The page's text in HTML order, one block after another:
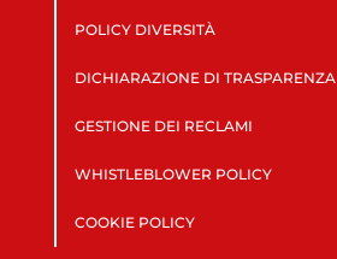
POLICY DIVERSITÀ
DICHIARAZIONE DI TRASPARENZA
GESTIONE DEI RECLAMI
WHISTLEBLOWER POLICY
COOKIE POLICY